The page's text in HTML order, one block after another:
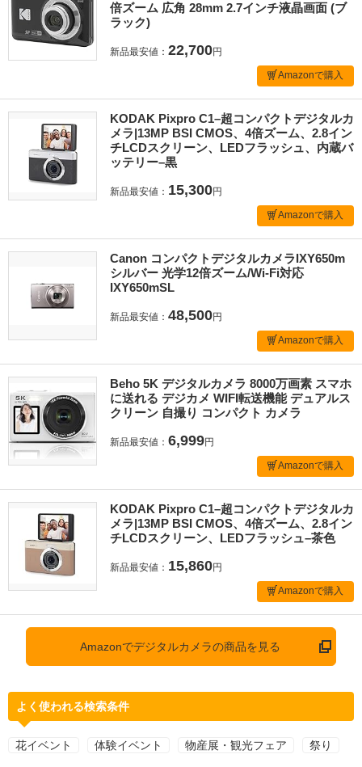
倍ズーム 広角 28mm 2.7インチ液晶画面 (ブ
ラック)
新品最安値： 22,700円
Amazonで購入
KODAK Pixpro C1–超コンパクトデジタルカ
メラ|13MP BSI CMOS、4倍ズーム、2.8イン
チLCDスクリーン、LEDフラッシュ、内蔵バ
ッテリー–黒
新品最安値： 15,300円
Amazonで購入
Canon コンパクトデジタルカメラIXY650m
シルバー 光学12倍ズーム/Wi-Fi対応
IXY650mSL
新品最安値： 48,500円
Amazonで購入
Beho 5K デジタルカメラ 8000万画素 スマホ
に送れる デジカメ WIFI転送機能 デュアルス
クリーン 自撮り コンパクト カメラ
新品最安値： 6,999円
Amazonで購入
KODAK Pixpro C1–超コンパクトデジタルカ
メラ|13MP BSI CMOS、4倍ズーム、2.8イン
チLCDスクリーン、LEDフラッシュ–茶色
新品最安値： 15,860円
Amazonで購入
Amazonでデジタルカメラの商品を見る
よく使われる検索条件
花イベント 体験イベント 物産展・観光フェア 祭り